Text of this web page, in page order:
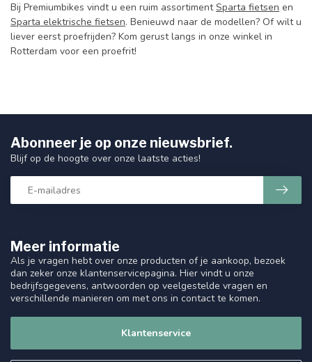
Bij Premiumbikes vindt u een ruim assortimentSparta fietsen en
Sparta elektrische fietsen. Benieuwd naar de modellen? Of wilt u
liever eerst proefrijden? Kom gerust langs in onze winkel in
Rotterdam voor een proefrit!
Meer informatie
Als je vragen hebt over onze producten of je aankoop, bezoek
dan zeker onze klantenservicepagina. Hier vindt u onze
bedrijfsgegevens, antwoorden op veelgestelde vragen en
verschillende manieren om met ons in contact te komen.
Klantenservice
Abonneer je op onze nieuwsbrief.
Blijf op de hoogte over onze laatste acties!